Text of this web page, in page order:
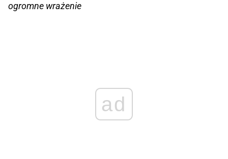
ogromne wrażenie
ad